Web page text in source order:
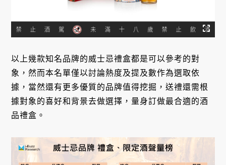
以上幾款知名品牌的威士忌禮盒都是可以參考的對
象，然而本名單僅以討論熱度及提及數作為選取依
據，當然還有更多優質的品牌值得挖掘，送禮還需根
據對象的喜好和背景去做選擇，量身訂做最合適的酒
品禮盒。